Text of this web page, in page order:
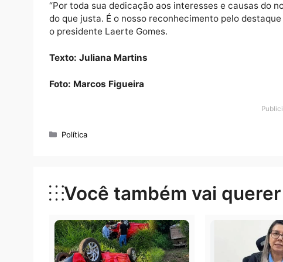
A partir de 1983, assumiu como juiz de Direito
quando passou a juiz da Vara da Fazenda
desembargador do Tribunal de Justiça de
Já no biênio de 1996 a 1997 foi nomeado
presidente do Colégio de Presidentes dos
novamente ocupou o cargo de presidente do TJ.
do que justa. É o nosso reconhecimento pelo